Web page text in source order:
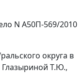
N А50П-569/2010
округа в
Глазыриной Т.Ю.,